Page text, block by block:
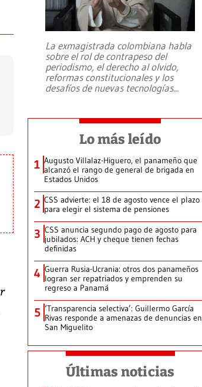
La exmagistrada colombiana habla
sobre el rol de contrapeso del
periodismo, el derecho al olvido,
reformas constitucionales y los
desafíos de nuevas tecnologías...
Lo más leído
1 Augusto Villalaz-Higuero, el panameño que
alcanzó el rango de general de brigada en
Estados Unidos
2 CSS advierte: el 18 de agosto vence el plazo
para elegir el sistema de pensiones
3 CSS anuncia segundo pago de agosto para
jubilados: ACH y cheque tienen fechas
definidas
4 Guerra Rusia-Ucrania: otros dos panameños
logran ser repatriados y emprenden su
regreso a Panamá
5 ‘Transparencia selectiva’: Guillermo García
Rivas responde a amenazas de denuncias en
San Miguelito
Últimas noticias